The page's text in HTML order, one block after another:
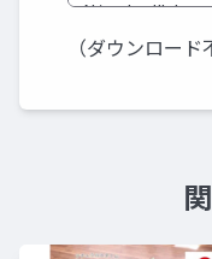
（ダウンロード